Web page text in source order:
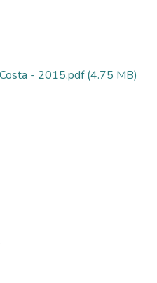
- 2015.pdf(4.75 MB)